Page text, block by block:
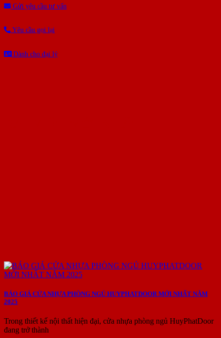
Gửi yêu cầu tư vấn
Yêu cầu gọi lại
Dành cho đại lý
BÁO GIÁ CỬA NHỰA PHÒNG NGỦ HUYPHATDOOR MỚI NHẤT NĂM
2025
Trong thiết kế nội thất hiện đại, cửa nhựa phòng ngủ HuyPhatDoor
đang trở thành